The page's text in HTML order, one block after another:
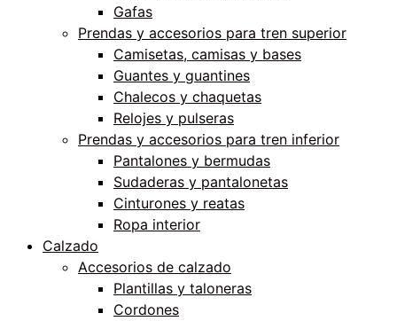
Gafas
Prendas y accesorios para tren superior
Camisetas, camisas y bases
Guantes y guantines
Chalecos y chaquetas
Relojes y pulseras
Prendas y accesorios para tren inferior
Pantalones y bermudas
Sudaderas y pantalonetas
Cinturones y reatas
Ropa interior
Calzado
Accesorios de calzado
Plantillas y taloneras
Cordones